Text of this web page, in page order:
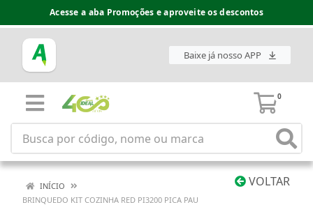
Acesse a aba Promoções e aproveite os descontos
Baixe já nosso APP
0
VOLTAR
INÍCIO
BRINQUEDO KIT COZINHA RED PI3200 PICA PAU